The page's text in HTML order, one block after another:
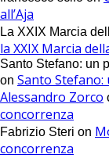
all’Aja
La XXIX Marcia
la XXIX Marcia
Santo Stefano: un
on Santo Stefano:
Alessandro Zorco
concorrenza
Fabrizio Steri on
concorrenza